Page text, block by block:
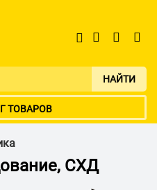
НАЙТИ
ТОВАРОВ
СХД